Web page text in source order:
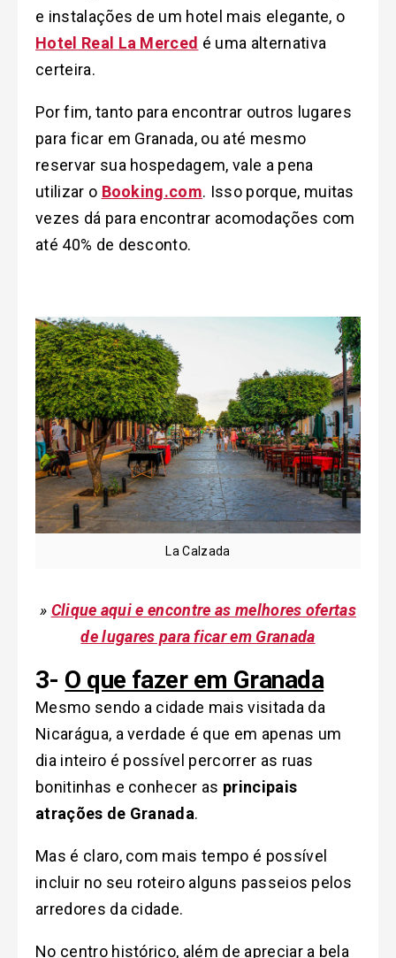
e instalações de um hotel mais elegante, o
Hotel Real La Merced é uma alternativa
certeira.
Por fim, tanto para encontrar outros lugares
para ficar em Granada, ou até mesmo
reservar sua hospedagem, vale a pena
utilizar o Booking.com. Isso porque, muitas
vezes dá para encontrar acomodações com
até 40% de desconto.
La Calzada
» Clique aqui e encontre as melhores ofertas
de lugares para ficar em Granada
3- O que fazer em Granada
Mesmo sendo a cidade mais visitada da
Nicarágua, a verdade é que em apenas um
dia inteiro é possível percorrer as ruas
bonitinhas e conhecer as principais
atrações de Granada.
Mas é claro, com mais tempo é possível
incluir no seu roteiro alguns passeios pelos
arredores da cidade.
No centro histórico, além de apreciar a bela